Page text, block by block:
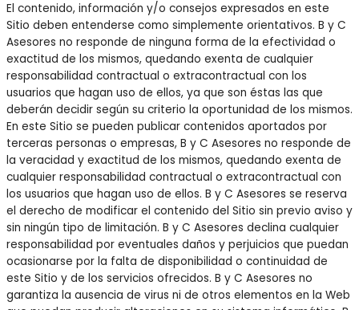
El contenido, información y/o consejos expresados en este
Sitio deben entenderse como simplemente orientativos. B y C
Asesores no responde de ninguna forma de la efectividad o
exactitud de los mismos, quedando exenta de cualquier
responsabilidad contractual o extracontractual con los
usuarios que hagan uso de ellos, ya que son éstas las que
deberán decidir según su criterio la oportunidad de los mismos.
En este Sitio se pueden publicar contenidos aportados por
terceras personas o empresas, B y C Asesores no responde de
la veracidad y exactitud de los mismos, quedando exenta de
cualquier responsabilidad contractual o extracontractual con
los usuarios que hagan uso de ellos. B y C Asesores se reserva
el derecho de modificar el contenido del Sitio sin previo aviso y
sin ningún tipo de limitación. B y C Asesores declina cualquier
responsabilidad por eventuales daños y perjuicios que puedan
ocasionarse por la falta de disponibilidad o continuidad de
este Sitio y de los servicios ofrecidos. B y C Asesores no
garantiza la ausencia de virus ni de otros elementos en la Web